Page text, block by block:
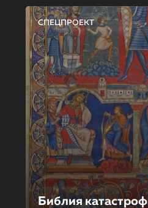
СПЕЦПРОЕКТ
Библия катастроф